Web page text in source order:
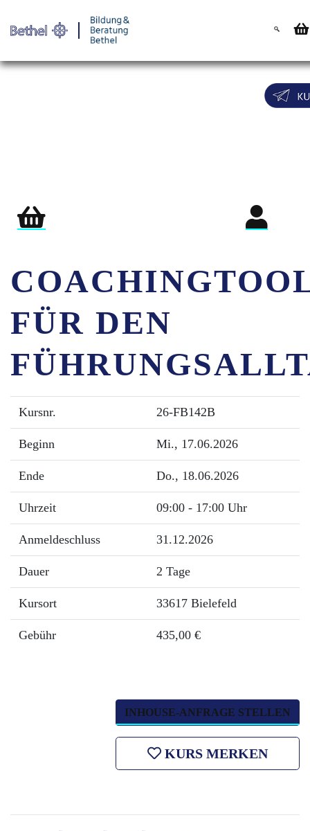
FÜR DEN
Kursnr. 26-FB142B
Beginn Mi., 17.06.2026
Ende Do., 18.06.2026
Uhrzeit 09:00 - 17:00 Uhr
Anmeldeschluss 31.12.2026
Dauer 2 Tage
Kursort 33617 Bielefeld
Gebühr 435,00 €
INHOUSE-ANFRAGE STELLEN
KURS MERKEN